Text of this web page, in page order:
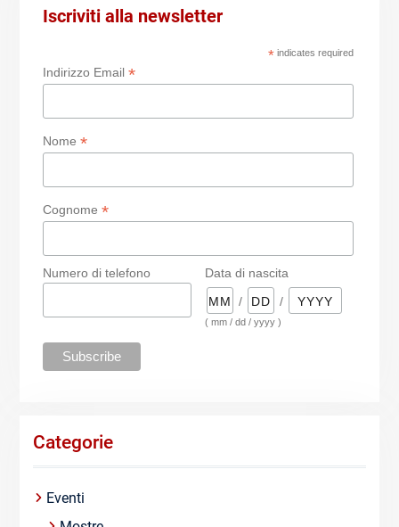
Iscriviti alla newsletter
*indicates required
Indirizzo Email *
Nome *
Cognome *
Numero di telefono
Data di nascita
/
/
( mm / dd / yyyy )
Categorie
Eventi